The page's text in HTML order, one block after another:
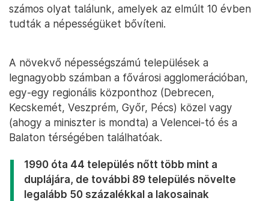
számos olyat találunk, amelyek az elmúlt 10 évben
tudták a népességüket bővíteni.
A növekvő népességszámú települések a
legnagyobb számban a fővárosi agglomerációban,
egy-egy regionális központhoz (Debrecen,
Kecskemét, Veszprém, Győr, Pécs) közel vagy
(ahogy a miniszter is mondta) a Velencei-tó és a
Balaton térségében találhatóak.
1990 óta 44 település nőtt több mint a
duplájára, de további 89 település növelte
legalább 50 százalékkal a lakosainak